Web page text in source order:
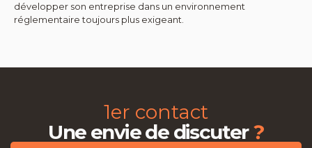
développer son entreprise dans un environnement
réglementaire toujours plus exigeant.
1er contact
Une envie de discuter?